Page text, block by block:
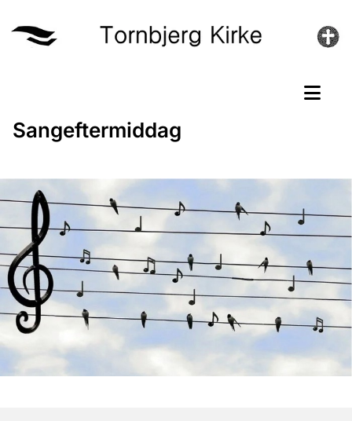
Sangeftermiddag